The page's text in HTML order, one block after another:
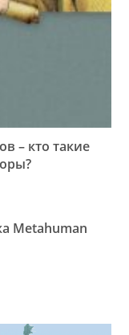
– кто такие
Metahuman